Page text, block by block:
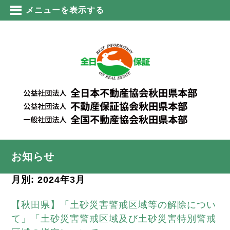
メニューを表示する
お知らせ
月別: 2024年3月
【秋田県】「土砂災害警戒区域等の解除につい
て」「土砂災害警戒区域及び土砂災害特別警戒